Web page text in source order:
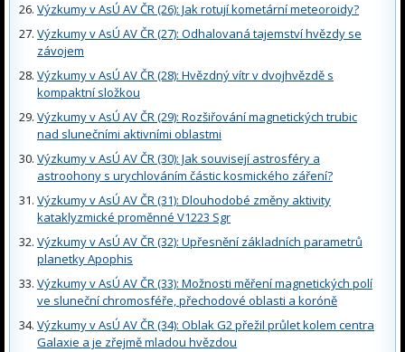
Výzkumy v AsÚ AV ČR (26): Jak rotují kometární meteoroidy?
Výzkumy v AsÚ AV ČR (27): Odhalovaná tajemství hvězdy se
závojem
Výzkumy v AsÚ AV ČR (28): Hvězdný vítr v dvojhvězdě s
kompaktní složkou
Výzkumy v AsÚ AV ČR (29): Rozšiřování magnetických trubic
nad slunečními aktivními oblastmi
Výzkumy v AsÚ AV ČR (30): Jak souvisejí astrosféry a
astroohony s urychlováním částic kosmického záření?
Výzkumy v AsÚ AV ČR (31): Dlouhodobé změny aktivity
kataklyzmické proměnné V1223 Sgr
Výzkumy v AsÚ AV ČR (32): Upřesnění základních parametrů
planetky Apophis
Výzkumy v AsÚ AV ČR (33): Možnosti měření magnetických polí
ve sluneční chromosféře, přechodové oblasti a koróně
Výzkumy v AsÚ AV ČR (34): Oblak G2 přežil průlet kolem centra
Galaxie a je zřejmě mladou hvězdou